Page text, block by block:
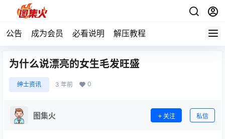
公告 成为会员 必看说明 解压教程
为什么说漂亮的女生毛发旺盛
绅士资讯 3 年前 0
图集火 关注 私信